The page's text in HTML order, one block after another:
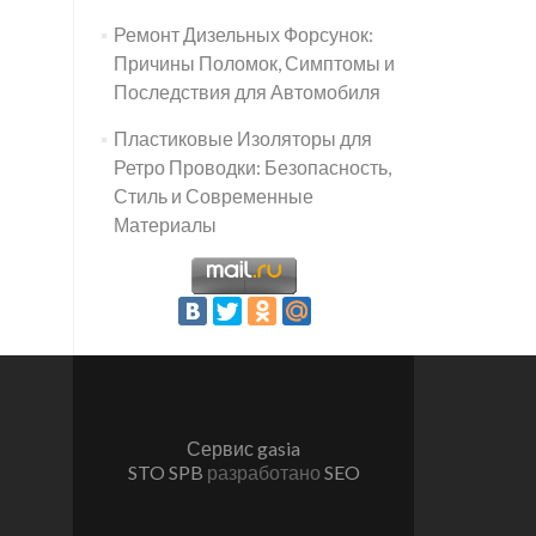
Ремонт Дизельных Форсунок:
Причины Поломок, Симптомы и
Последствия для Автомобиля
Пластиковые Изоляторы для
Ретро Проводки: Безопасность,
Стиль и Современные
Материалы
Сервис gasia
STO SPB разработано SEO